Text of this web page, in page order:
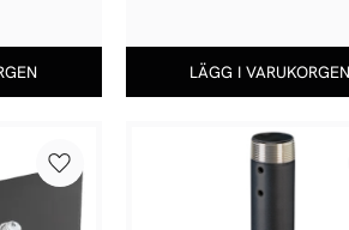
Lägg till i favoriter